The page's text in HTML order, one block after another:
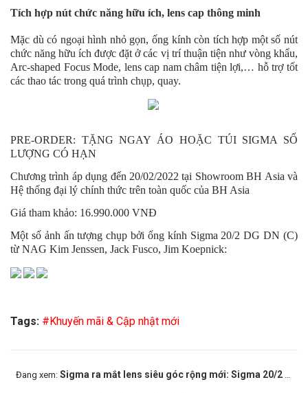
Tích hợp nút chức năng hữu ích, lens cap thông minh
Mặc dù có ngoại hình nhỏ gọn, ống kính còn tích hợp một số nút
chức năng hữu ích được đặt ở các vị trí thuận tiện như vòng khẩu,
Arc-shaped Focus Mode, lens cap nam châm tiện lợi,… hỗ trợ tốt
các thao tác trong quá trình chụp, quay.
PRE-ORDER: TẶNG NGAY ÁO HOẶC TÚI SIGMA SỐ
LƯỢNG CÓ HẠN
Chương trình áp dụng đến 20/02/2022 tại Showroom BH Asia và
Hệ thống đại lý chính thức trên toàn quốc của BH Asia
Giá tham khảo: 16.990.000 VNĐ
Một số ảnh ấn tượng chụp bởi ống kính Sigma 20/2 DG DN (C)
từ NAG Kim Jenssen, Jack Fusco, Jim Koepnick:
Tags: #Khuyến mãi & Cập nhật mới
Đang xem: Sigma ra mắt lens siêu góc rộng mới: Sigma 20/2 DG DN nhỏ gọn, chất lượng dẫn đầu